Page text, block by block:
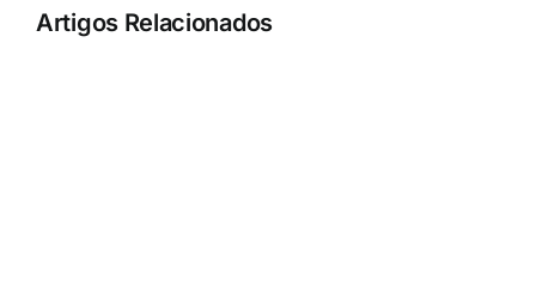
Artigos Relacionados